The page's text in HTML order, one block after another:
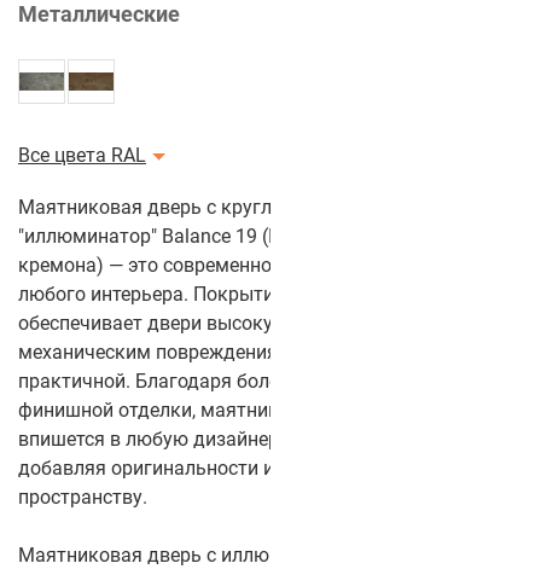
Металлические
Все цвета RAL
Маятниковая дверь с круглым стеклом
"иллюминатор" Balance 19 (Цвет полотна: Ясень
кремона) — это современное и стильное решение для
любого интерьера. Покрытие из CPL-пластика
обеспечивает двери высокую устойчивость к износу и
механическим повреждениям, делая её долговечной и
практичной. Благодаря более чем 50 цветам
финишной отделки, маятниковая дверь легко
впишется в любую дизайнерскую концепцию,
добавляя оригинальности и выразительности
пространству.
Маятниковая дверь с иллюминатором Balance 19